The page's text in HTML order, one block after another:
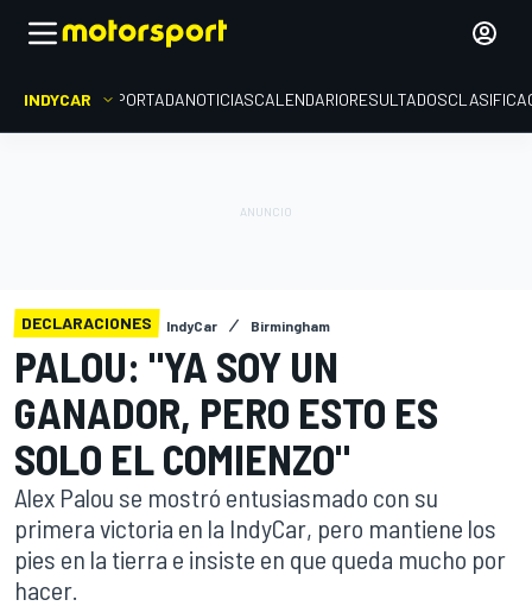
INDYCAR PORTADANOTICIASCALENDARIORESULTADOS
DECLARACIONES IndyCar Birmingham
PALOU: "YA SOY UN
GANADOR, PERO ESTO ES
SOLO EL COMIENZO"
Alex Palou se mostró entusiasmado con su
primera victoria en la IndyCar, pero mantiene los
pies en la tierra e insiste en que queda mucho por
hacer.